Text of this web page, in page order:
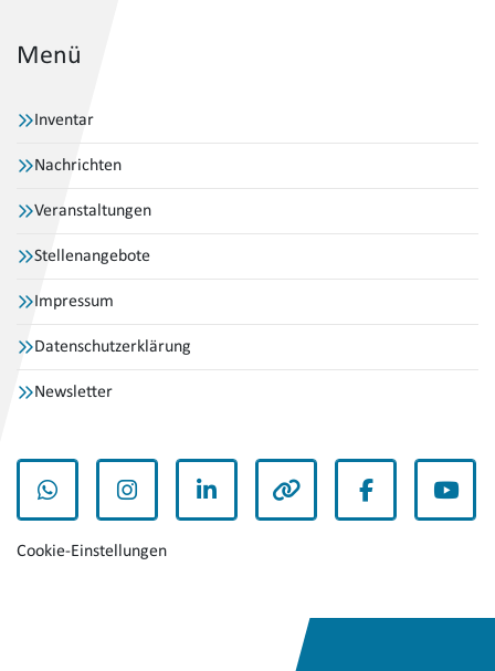
Menü
Inventar
Nachrichten
Veranstaltungen
Stellenangebote
Impressum
Datenschutzerklärung
Newsletter
WhatsAppInstagramLinkedInandere Facebook
Cookie-Einstellungen